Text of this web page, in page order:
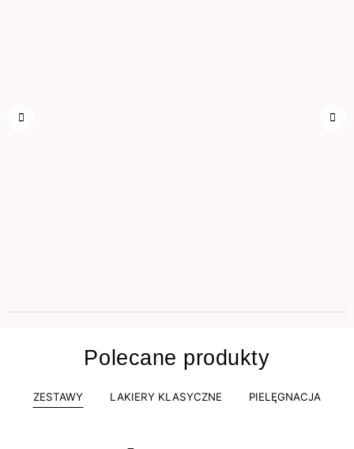
Polecane produkty
ZESTAWY LAKIERY KLASYCZNE PIELĘGNACJA